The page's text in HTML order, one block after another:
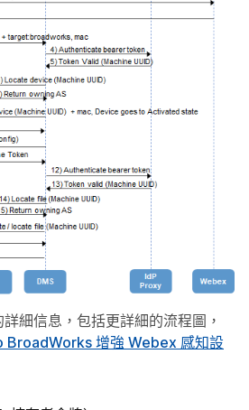
細信息，包括更詳細的流程圖，
BroadWorks 增強 Webex 感知設